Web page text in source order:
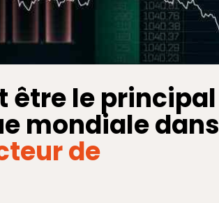
être le principal
mondiale dans
de